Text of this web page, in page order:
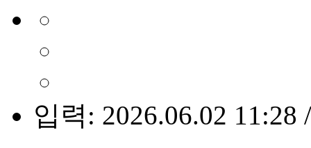
입력: 2026.06.02 11:28